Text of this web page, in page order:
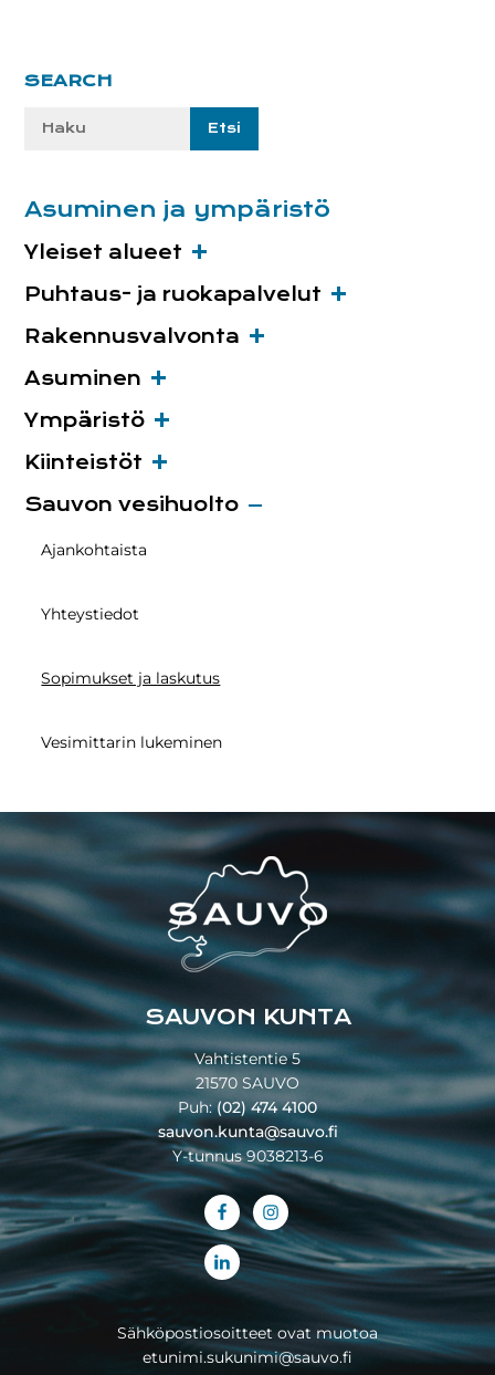
Ensisijainen
SEARCH
Etsi
Asuminen ja ympäristö
Yleiset alueet
Puhtaus- ja ruokapalvelut
Rakennusvalvonta
Asuminen
Ympäristö
Kiinteistöt
Sauvon vesihuolto
Ajankohtaista
Yhteystiedot
Sopimukset ja laskutus
Vesimittarin lukeminen
Footer
SAUVON KUNTA
Vahtistentie 5
21570 SAUVO
Puh:(02) 474 4100
sauvon.kunta@sauvo.fi
Y-tunnus 9038213-6
Sähköpostiosoitteet ovat muotoa
etunimi.sukunimi@sauvo.fi